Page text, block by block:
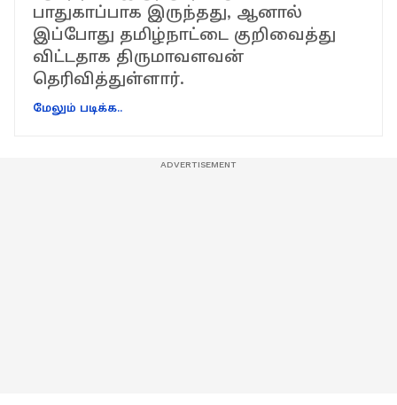
பாதுகாப்பாக இருந்தது, ஆனால்
இப்போது தமிழ்நாட்டை குறிவைத்து
விட்டதாக திருமாவளவன்
தெரிவித்துள்ளார்.
மேலும் படிக்க..